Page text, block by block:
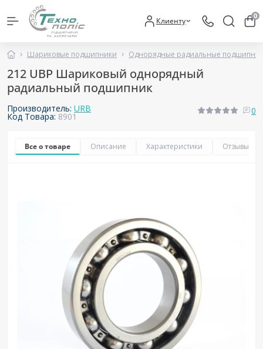
Клиенту 0
Шариковые подшипники Однорядные радиальные
212 UBP Шариковый однорядный
радиальный подшипник
Производитель: URB
Код Товара: 8901
0
Все о товаре Описание Характеристики Отзывы